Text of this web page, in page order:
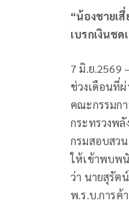
“น้องชายเ
เบรกเงินช
7 มิ.ย.2569
ช่วงเดือนที่
คณะกรรมก
กระทรวงพ
กรมสอบสว
ให้เข้าพบพ
ว่า นายสุรัต
พ.ร.บ.การค้